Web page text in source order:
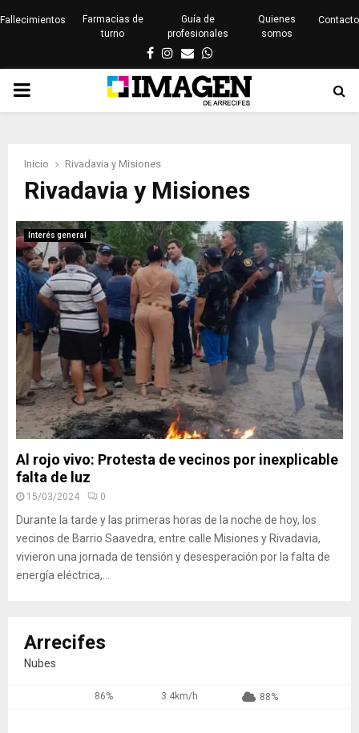
Fallecimientos
Farmacias de
turno
Guía de
profesionales
Quienes
somos
Contacto
Facebook
Instagram
EmailWhatsapp
PRIMARY
Inicio Rivadavia y Misiones
Rivadavia y Misiones
Interés general
Al rojo vivo: Protesta de vecinos por inexplicable
falta de luz
15/03/2024 0
Durante la tarde y las primeras horas de la noche de hoy, los
vecinos de Barrio Saavedra, entre calle Misiones y Rivadavia,
vivieron una jornada de tensión y desesperación por la falta de
energía eléctrica,...
Arrecifes
Nubes
86% 3.4km/h 88%